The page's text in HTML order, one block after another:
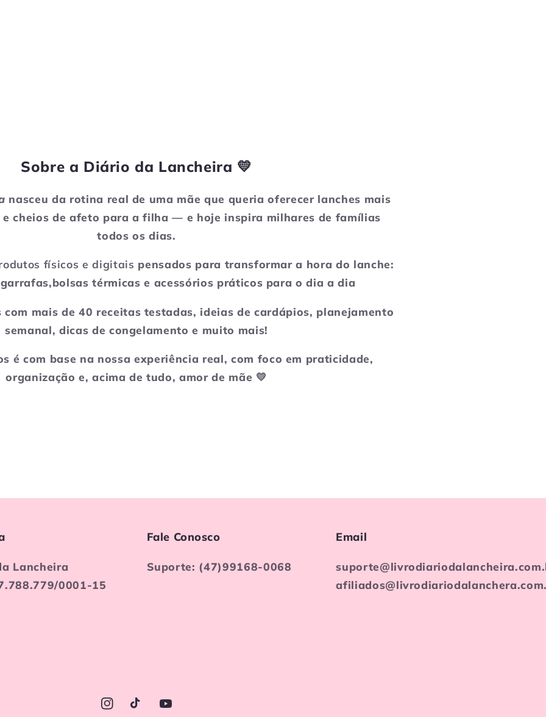
Sobre a Diário da Lancheira 💛
nasceu da rotina real de uma mãe que queria oferecer lanches mais
cheios de afeto para a filha — e hoje inspira milhares de famílias
todos os dias.
físicos e digitais pensados para transformar a hora do lanche:
térmicas e acessórios práticos para o dia a dia
com mais de 40 receitas testadas, ideias de cardápios, planejamento
semanal, dicas de congelamento e muito mais!
é com base na nossa experiência real, com foco em praticidade,
organização e, acima de tudo, amor de mãe 💛
Lancheira
0001-15
Fale Conosco
Suporte: (47)99168-0068
Email
InstagramTikTokYouTube